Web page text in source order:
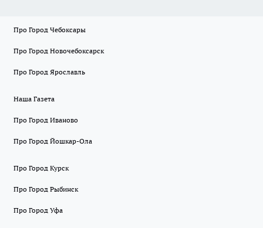
Про Город Чебоксары
Про Город Новочебоксарск
Про Город Ярославль
Наша Газета
Про Город Иваново
Про Город Йошкар-Ола
Про Город Курск
Про Город Рыбинск
Про Город Уфа